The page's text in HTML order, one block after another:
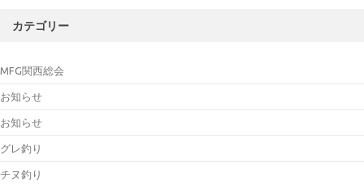
カテゴリー
MFG関西総会
お知らせ
お知らせ
グレ釣り
チヌ釣り